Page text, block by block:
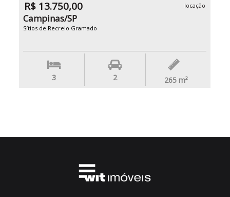
R$ 13.750,00 locação
Campinas/SP
Sítios de Recreio Gramado
3 2 265 m²